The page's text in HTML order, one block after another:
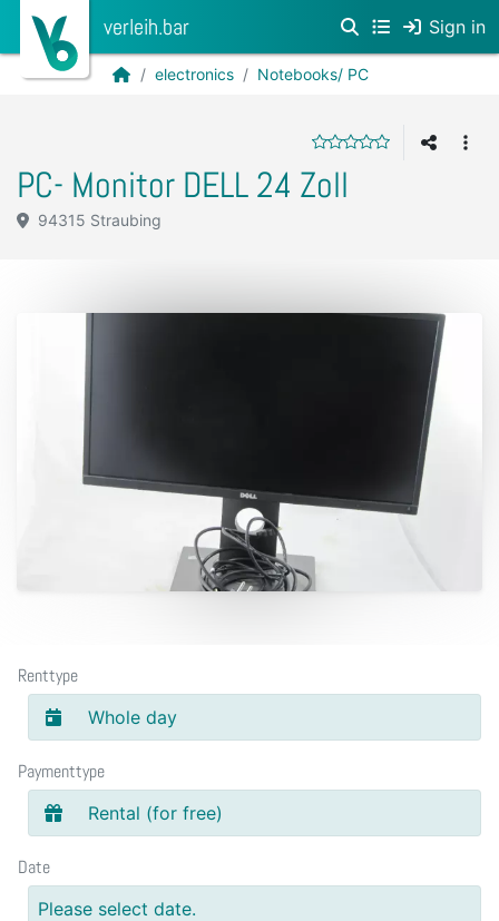
verleih.bar Sign in
electronics Notebooks/ PC
PC- Monitor DELL 24 Zoll
94315 Straubing
Renttype
Whole day
Paymenttype
Rental (for free)
Date
Please select date.